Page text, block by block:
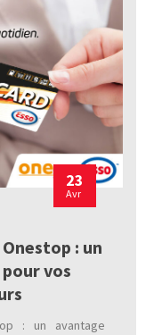
23
Avr
: un
vos
: un avantage